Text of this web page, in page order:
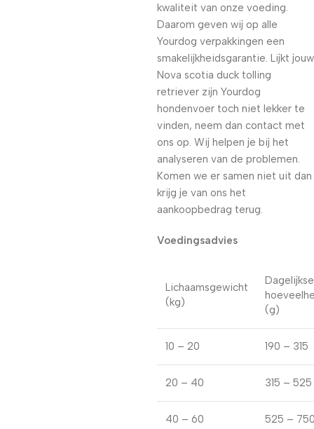
kwaliteit van onze voeding.
Daarom geven wij op alle
Yourdog verpakkingen een
smakelijkheidsgarantie. Lijkt jouw
Nova scotia duck tolling
retriever zijn Yourdog
hondenvoer toch niet lekker te
vinden, neem dan contact met
ons op. Wij helpen je bij het
analyseren van de problemen.
Komen we er samen niet uit dan
krijg je van ons het
aankoopbedrag terug.
Voedingsadvies
Lichaamsgewicht
(kg)
Dagelijkse
(g)
10 – 20 190 – 315
20 – 40 315 – 525
40 – 60 525 –